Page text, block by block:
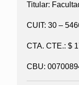
Titular:
CUIT: 30 –
CTA. CTE.: $
CBU: